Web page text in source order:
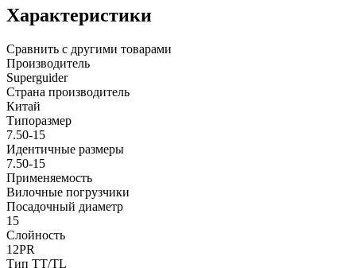
Характеристики
Сравнить с другими товарами
Производитель
Superguider
Страна производитель
Китай
Типоразмер
7.50-15
Идентичные размеры
7.50-15
Применяемость
Вилочные погрузчики
Посадочный диаметр
15
Слойность
12PR
Тип TT/TL